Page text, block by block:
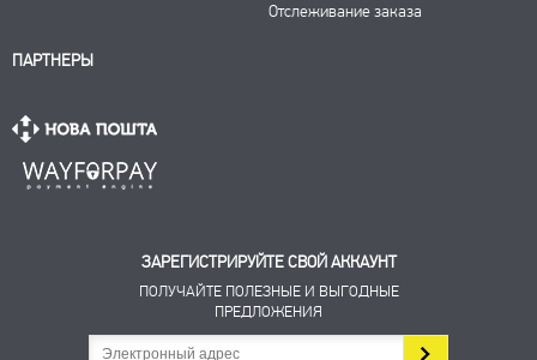
Отслеживание заказа
ПАРТНЕРЫ
ЗАРЕГИСТРИРУЙТЕ СВОЙ АККАУНТ
ПОЛУЧАЙТЕ ПОЛЕЗНЫЕ И ВЫГОДНЫЕ
ПРЕДЛОЖЕНИЯ